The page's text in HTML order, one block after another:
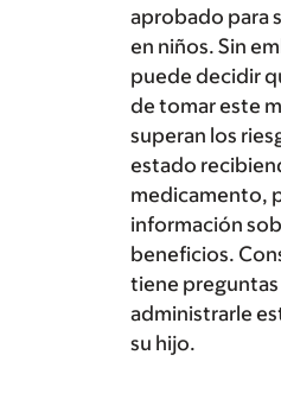
aprobado para
en niños. Sin
puede decidir
de tomar este
superan los
estado
medicamento,
información
beneficios.
tiene
administrarle
su hijo.